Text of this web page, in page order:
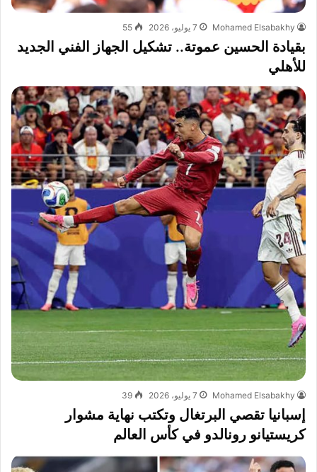
Mohamed Elsabakhy 7 يوليو، 2026 55
بقيادة الحسين عموتة.. تشكيل الجهاز الفني الجديد
للأهلي
Mohamed Elsabakhy 7 يوليو، 2026 39
إسبانيا تقصي البرتغال وتكتب نهاية مشوار
كريستيانو رونالدو في كأس العالم